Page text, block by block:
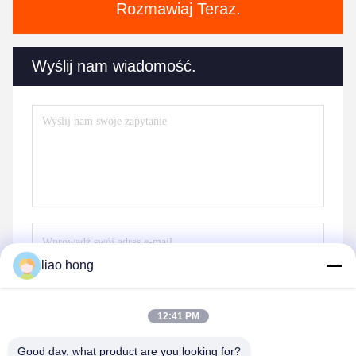
Rozmawiaj Teraz.
Wyślij nam wiadomość.
Wyślij
liao hong
12:41 PM
Good day, what product are you looking for?